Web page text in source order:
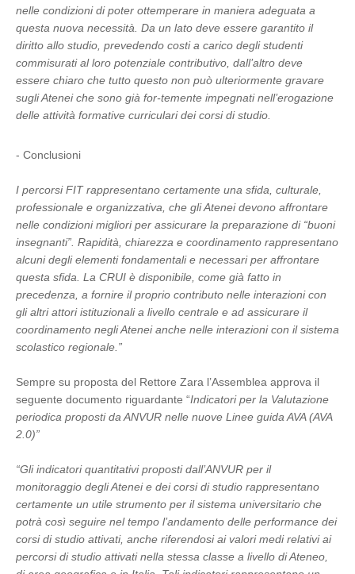
nelle condizioni di poter ottemperare in maniera adeguata a
questa nuova necessità. Da un lato deve essere garantito il
diritto allo studio, prevedendo costi a carico degli studenti
commisurati al loro potenziale contributivo, dall’altro deve
essere chiaro che tutto questo non può ulteriormente gravare
sugli Atenei che sono già for-temente impegnati nell’erogazione
delle attività formative curriculari dei corsi di studio.
- Conclusioni
I percorsi FIT rappresentano certamente una sfida, culturale,
professionale e organizzativa, che gli Atenei devono affrontare
nelle condizioni migliori per assicurare la preparazione di “buoni
insegnanti”. Rapidità, chiarezza e coordinamento rappresentano
alcuni degli elementi fondamentali e necessari per affrontare
questa sfida. La CRUI è disponibile, come già fatto in
precedenza, a fornire il proprio contributo nelle interazioni con
gli altri attori istituzionali a livello centrale e ad assicurare il
coordinamento negli Atenei anche nelle interazioni con il sistema
scolastico regionale.”
Sempre su proposta del Rettore Zara l’Assemblea approva il
seguente documento riguardante “Indicatori per la Valutazione
periodica proposti da ANVUR nelle nuove Linee guida AVA (AVA
2.0)”
“Gli indicatori quantitativi proposti dall’ANVUR per il
monitoraggio degli Atenei e dei corsi di studio rappresentano
certamente un utile strumento per il sistema universitario che
potrà così seguire nel tempo l’andamento delle performance dei
corsi di studio attivati, anche riferendosi ai valori medi relativi ai
percorsi di studio attivati nella stessa classe a livello di Ateneo,